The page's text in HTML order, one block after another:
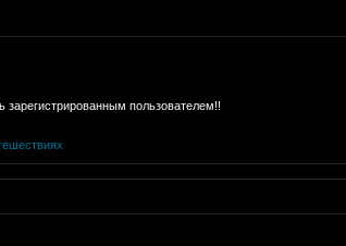
пользователем!!